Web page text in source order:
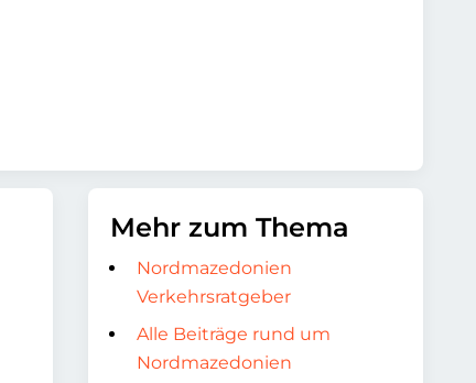
Mehr zum Thema
Nordmazedonien
Verkehrsratgeber
Alle Beiträge rund um
Nordmazedonien